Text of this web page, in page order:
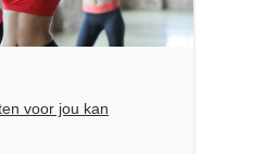
voor jou kan